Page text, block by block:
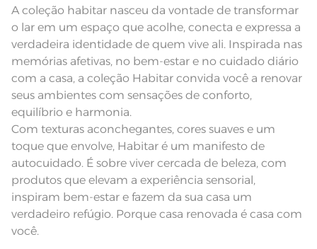
Acabamento Liso
Instruções de Lavagem
Lavação a 60ºC; Proibido alvejar;
Secar em tambor com
temperatura maxima de 60ºC;
Ferro de passar com temperatura
seco;
Observações
e modelo do monitor ou do
aparelho celular. Consultar a cor
nas especificações técnicas do
produto.
A coleção habitar nasceu da vontade de transformar
o lar em um espaço que acolhe, conecta e expressa a
verdadeira identidade de quem vive ali. Inspirada nas
memórias afetivas, no bem-estar e no cuidado diário
com a casa, a coleção Habitar convida você a renovar
seus ambientes com sensações de conforto,
equilíbrio e harmonia.
Com texturas aconchegantes, cores suaves e um
toque que envolve, Habitar é um manifesto de
autocuidado. É sobre viver cercada de beleza, com
produtos que elevam a experiência sensorial,
inspiram bem-estar e fazem da sua casa um
verdadeiro refúgio. Porque casa renovada é casa com
você.